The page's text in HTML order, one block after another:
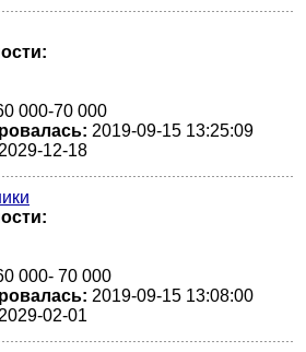
000-70 000
2019-09-15 13:25:09
2029-12-18
000- 70 000
2019-09-15 13:08:00
2029-02-01